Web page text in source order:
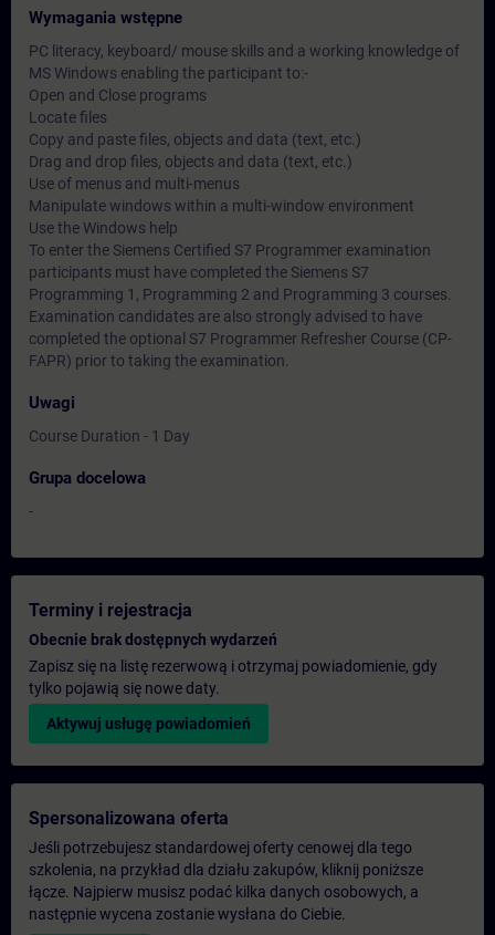
Wymagania wstępne
PC literacy, keyboard/ mouse skills and a working knowledge of
MS Windows enabling the participant to:-
Open and Close programs
Locate files
Copy and paste files, objects and data (text, etc.)
Drag and drop files, objects and data (text, etc.)
Use of menus and multi-menus
Manipulate windows within a multi-window environment
Use the Windows help
To enter the Siemens Certified S7 Programmer examination
participants must have completed the Siemens S7
Programming 1, Programming 2 and Programming 3 courses.
Examination candidates are also strongly advised to have
completed the optional S7 Programmer Refresher Course (CP-
FAPR) prior to taking the examination.
Uwagi
Course Duration - 1 Day
Grupa docelowa
-
Terminy i rejestracja
Obecnie brak dostępnych wydarzeń
Zapisz się na listę rezerwową i otrzymaj powiadomienie, gdy
tylko pojawią się nowe daty.
Aktywuj usługę powiadomień
Spersonalizowana oferta
Jeśli potrzebujesz standardowej oferty cenowej dla tego
szkolenia, na przykład dla działu zakupów, kliknij poniższe
łącze. Najpierw musisz podać kilka danych osobowych, a
następnie wycena zostanie wysłana do Ciebie.